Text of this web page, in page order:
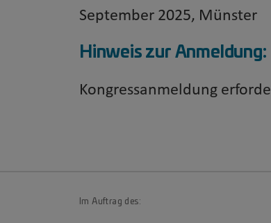
September 2025, Münster
Hinweis zur Anmeldung:
Kongressanmeldung
Im Auftrag des: